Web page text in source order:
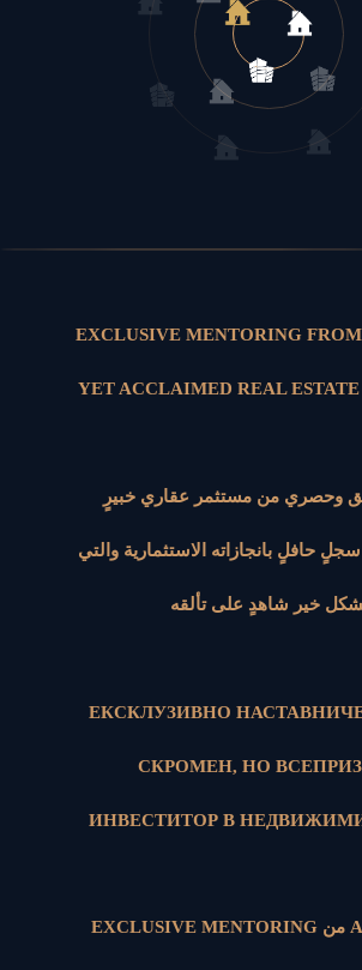
EXCLUSIVE MENTORING
YET ACCLAIMED REAL
وحصري من مستثمر عقاري خبيرٍ
حافلٍ بانجازاته الاستثمارية والتي
خير شاهدٍ على تألقه
ЕКСКЛУЗИВНО
СКРОМЕН, НО
ИНВЕСТИТОР В
EXCLUSIVE MENTORING من A HUMBLE